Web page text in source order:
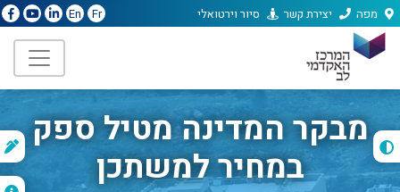
מפה יצירת קשר סיור וירטואלי Fr
En
מבקר המדינה מטיל ספק
במחיר למשתכן